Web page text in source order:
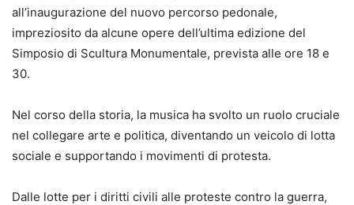
all’inaugurazione del nuovo percorso pedonale,
impreziosito da alcune opere dell’ultima edizione del
Simposio di Scultura Monumentale, prevista alle ore 18 e
30.
Nel corso della storia, la musica ha svolto un ruolo cruciale
nel collegare arte e politica, diventando un veicolo di lotta
sociale e supportando i movimenti di protesta.
Dalle lotte per i diritti civili alle proteste contro la guerra,